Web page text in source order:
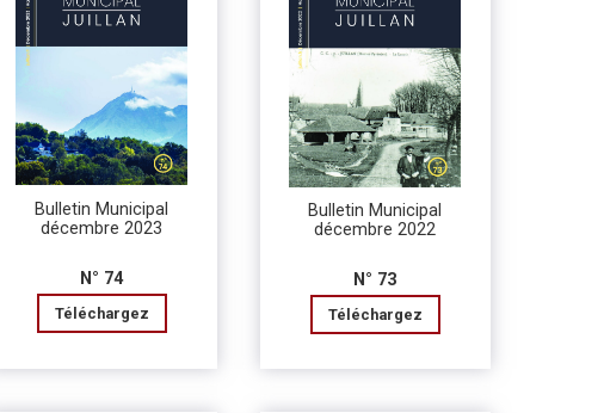
Bulletin Municipal
décembre 2023
N° 74
Téléchargez
Bulletin Municipal
décembre 2022
N° 73
Téléchargez